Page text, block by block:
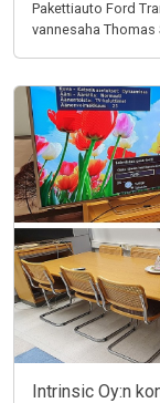
Pakettiauto Ford
vannesaha Thomas
Intrinsic Oy:n